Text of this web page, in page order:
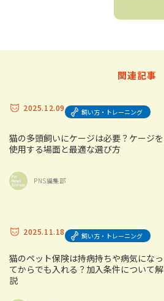
関連記事
2025.12.09 飼い方・トレーニング
猫の多頭飼いにケージは必要？ケージを
使用する場面と最適な選び方
PNS編集部
2025.11.18 飼い方・トレーニング
猫のペット保険は持病持ちや病気になっ
てからでも入れる？加入条件について解
説